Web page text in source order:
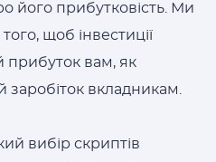
його прибутковість. Ми
щоб інвестиції
прибуток вам, як
заробіток вкладникам.
вибір скриптів